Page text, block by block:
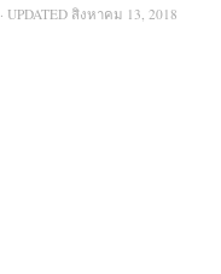
· UPDATED สิงหาคม 13, 2018